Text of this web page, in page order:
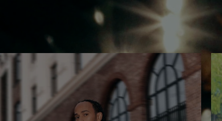
PAUSE,
VEUILLEZ
APPUYER
SUR
POUR
VIDÉO
EST
DÉSACTIVÉ.
VEUILLEZ
CLIQUER
Récits de voyage en quête de sens